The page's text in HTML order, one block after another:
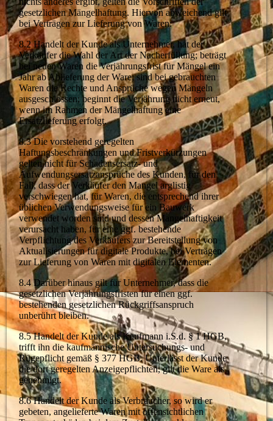
gesetzlichen Mängelhaftung. Hiervon abweichend gilt
bei Verträgen zur Lieferung von Waren:
8.2 Handelt der Kunde als Unternehmer, hat der
Verkäufer die Wahl der Art der Nacherfüllung; beträgt
bei neuen Waren die Verjährungsfrist für Mängel ein
Jahr ab Ablieferung der Ware; sind bei gebrauchten
Waren die Rechte und Ansprüche wegen Mängeln
ausgeschlossen; beginnt die Verjährung nicht erneut,
wenn im Rahmen der Mängelhaftung eine
Ersatzlieferung erfolgt.
8.3 Die vorstehend geregelten
Haftungsbeschränkungen und Fristverkürzungen
gelten nicht für Schadensersatz- und
Aufwendungsersatzansprüche des Kunden, für den
Fall, dass der Verkäufer den Mangel arglistig
verschwiegen hat, für Waren, die entsprechend ihrer
üblichen Verwendungsweise für ein Bauwerk
verwendet worden sind und dessen Mangelhaftigkeit
verursacht haben, für eine ggf. bestehende
Verpflichtung des Verkäufers zur Bereitstellung von
Aktualisierungen für digitale Produkte, bei Verträgen
zur Lieferung von Waren mit digitalen Elementen.
8.4 Darüber hinaus gilt für Unternehmer, dass die
gesetzlichen Verjährungsfristen für einen ggf.
bestehenden gesetzlichen Rückgriffsanspruch
unberührt bleiben.
8.5 Handelt der Kunde als Kaufmann i.S.d. § 1 HGB,
trifft ihn die kaufmännische Untersuchungs- und
Rügepflicht gemäß § 377 HGB. Unterlässt der Kunde
die dort geregelten Anzeigepflichten, gilt die Ware als
genehmigt.
8.6 Handelt der Kunde als Verbraucher, so wird er
gebeten, angelieferte Waren mit offensichtlichen